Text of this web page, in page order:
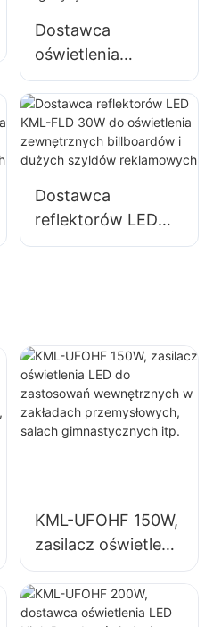
Dostawca
oświetlenia
przemysłowego i
górniczego LED
KML-HB30 150W
do pomieszczeń
takich jak sale
gimnastyczne i
magazyny.
Dostawca
reflektorów LED
KML-FLD 30W do
reklamowych
KML-UFOHF 150W,
zasilacz oświetlenia
LED do
zastosowań
wewnętrznych w